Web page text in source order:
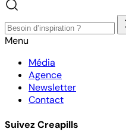
Menu
Média
Agence
Newsletter
Contact
Suivez Creapills